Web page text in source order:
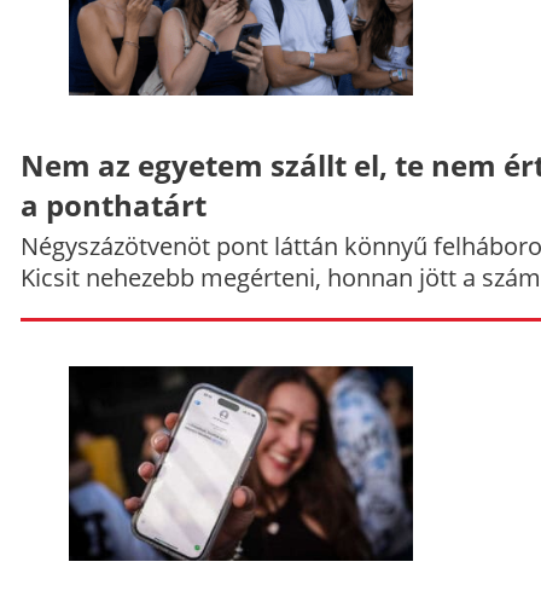
Nem az egyetem szállt el, te nem
a ponthatárt
Négyszázötvenöt pont láttán könnyű
Kicsit nehezebb megérteni, honnan jött a